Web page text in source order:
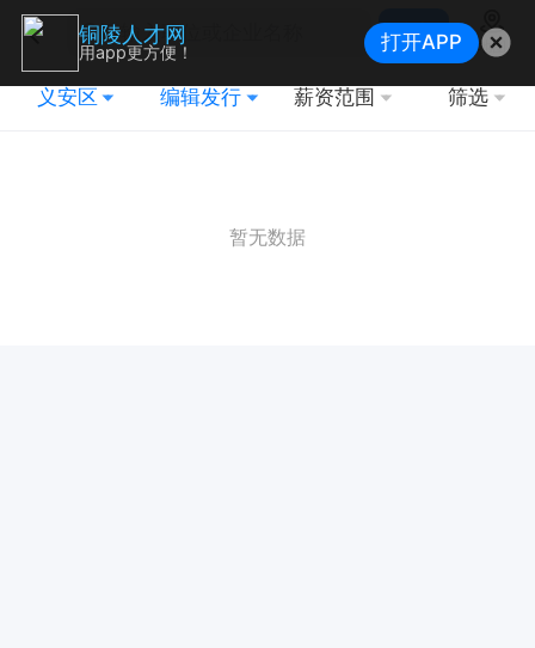
搜索
地图
义安区 编辑发行 薪资范围 筛选
暂无数据
铜陵人才网
用app更方便！ 打开APP